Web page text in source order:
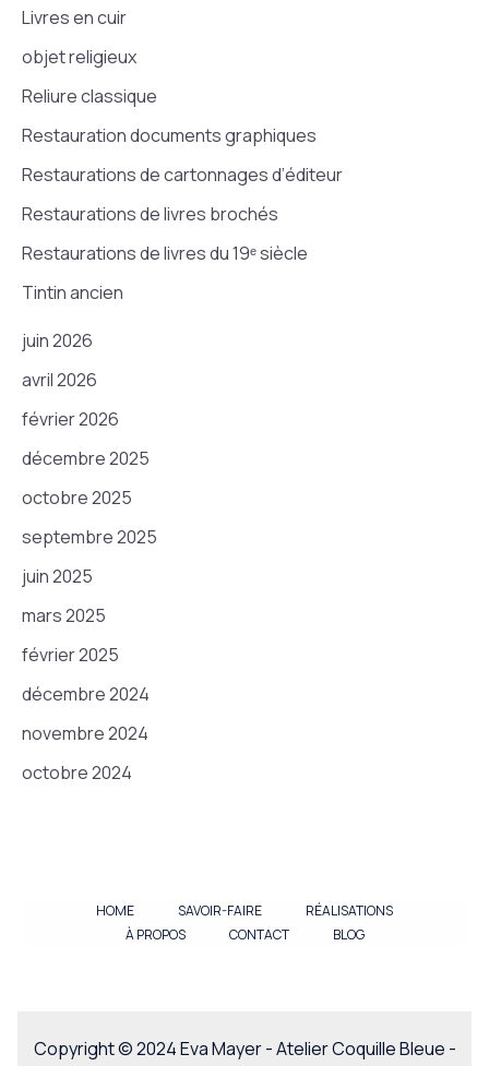
Livres en cuir
objet religieux
Reliure classique
Restauration documents graphiques
Restaurations de cartonnages d’éditeur
Restaurations de livres brochés
Restaurations de livres du 19ᵉ siècle
Tintin ancien
juin 2026
avril 2026
février 2026
décembre 2025
octobre 2025
septembre 2025
juin 2025
mars 2025
février 2025
décembre 2024
novembre 2024
octobre 2024
HOME SAVOIR-FAIRE
RÉALISATIONS
À PROPOS
CONTACT BLOG
Copyright © 2024 Eva Mayer - Atelier Coquille Bleue -